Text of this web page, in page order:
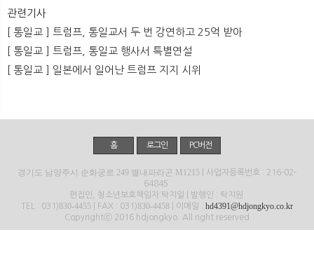
관련기사
[ 통일교 ] 트럼프, 통일교서 두 번 강연하고 25억 받아
[ 통일교 ] 트럼프, 통일교 행사서 특별연설
[ 통일교 ] 일본에서 일어난 트럼프 지지 시위
홈 로그인 PC버전
경기도 남양주시 순화궁로 249 별내파라곤 M1215 | 사업자등록번호 : 216-02-
64845
편집인, 청소년보호책임자:탁지일 | 발행인 : 탁지원
TEL : 031)830-4455 | FAX : 031)830-4458 | 이메일 : hd4391@hdjongkyo.co.kr
Copyrightⓒ 2016 hdjongkyo. All right reserved